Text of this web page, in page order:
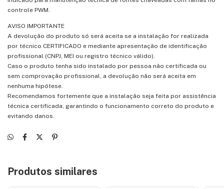
controle PWM.
AVISO IMPORTANTE
A devolução do produto só será aceita se a instalação for realizada
por técnico CERTIFICADO e mediante apresentação de identificação
profissional (CNPJ, MEI ou registro técnico válido).
Caso o produto tenha sido instalado por pessoa não certificada ou
sem comprovação profissional, a devolução não será aceita em
nenhuma hipótese.
Recomendamos fortemente que a instalação seja feita por assistência
técnica certificada, garantindo o funcionamento correto do produto e
evitando danos.
Produtos similares